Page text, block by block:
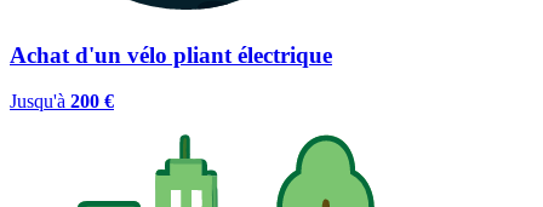
Achat d'un vélo pliant électrique
Jusqu'à 200 €